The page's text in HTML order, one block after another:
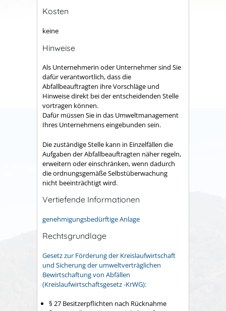
Kosten
keine
Hinweise
Als Unternehmerin oder Unternehmer sind Sie
dafür verantwortlich, dass die
Abfallbeauftragten ihre Vorschläge und
Hinweise direkt bei der entscheidenden Stelle
vortragen können.
Dafür müssen Sie in das Umweltmanagement
Ihres Unternehmens eingebunden sein.
Die zuständige Stelle kann in Einzelfällen die
Aufgaben der Abfallbeauftragten näher regeln,
erweitern oder einschränken, wenn dadurch
die ordnungsgemäße Selbstüberwachung
nicht beeinträchtigt wird.
Vertiefende Informationen
genehmigungsbedürftige Anlage
Rechtsgrundlage
Gesetz zur Förderung der Kreislaufwirtschaft
und Sicherung der umweltverträglichen
Bewirtschaftung von Abfällen
(Kreislaufwirtschaftsgesetz -KrWG):
§ 27 Besitzerpflichten nach Rücknahme